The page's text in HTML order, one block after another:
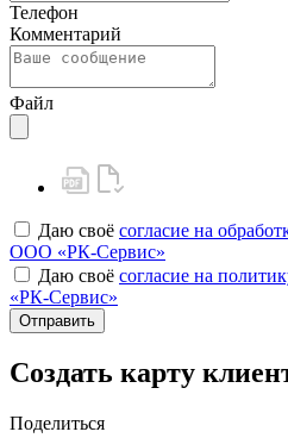
Телефон
Комментарий
Файл
Даю своё согласие на
ООО «РК-Сервис»
Даю своё согласие на
«РК-Сервис»
Отправить
Создать карту
Поделиться